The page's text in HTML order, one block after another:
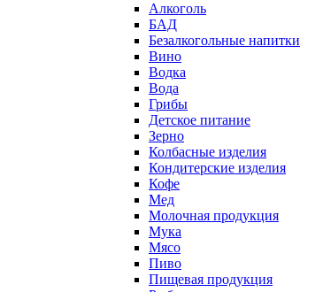
Алкоголь
БАД
Безалкогольные напитки
Вино
Водка
Вода
Грибы
Детское питание
Зерно
Колбасные изделия
Кондитерские изделия
Кофе
Мед
Молочная продукция
Мука
Мясо
Пиво
Пищевая продукция